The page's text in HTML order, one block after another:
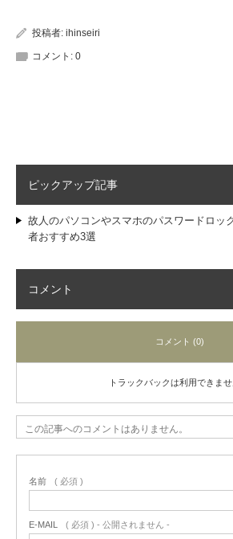
投稿者: ihinseiri
コメント: 0
ピックアップ記事
故人のパソコンやスマホのパスワードロッ
者おすすめ3選
コメント
コメント (0)
トラックバックは利用できませ
この記事へのコメントはありません。
名前 ( 必須 )
E-MAIL ( 必須 ) - 公開されません -